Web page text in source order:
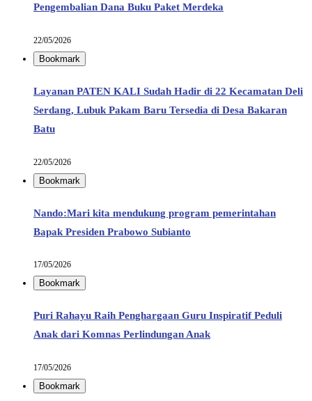
Pengembalian Dana Buku Paket Merdeka
22/05/2026
Bookmark
Layanan PATEN KALI Sudah Hadir di 22 Kecamatan Deli
Serdang, Lubuk Pakam Baru Tersedia di Desa Bakaran
Batu
22/05/2026
Bookmark
Nando:Mari kita mendukung program pemerintahan
Bapak Presiden Prabowo Subianto
17/05/2026
Bookmark
Puri Rahayu Raih Penghargaan Guru Inspiratif Peduli
Anak dari Komnas Perlindungan Anak
17/05/2026
Bookmark